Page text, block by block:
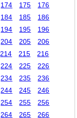
174 175
176
184 185
186
194 195
196
204 205
206
214 215
216
224 225
226
234 235
236
244 245
246
254 255
256
264 265 266